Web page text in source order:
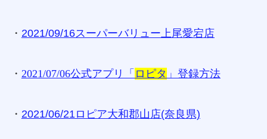
・ 2021/09/16スーパーバリュー上尾愛宕店
・ 2021/07/06公式アプリ「 ロピタ 」登録方法
・ 2021/06/21ロピア大和郡山店(奈良県)